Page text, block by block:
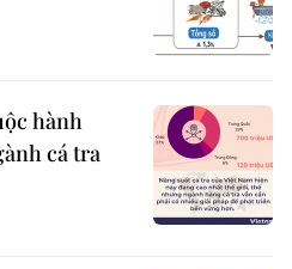
hành
cá tra